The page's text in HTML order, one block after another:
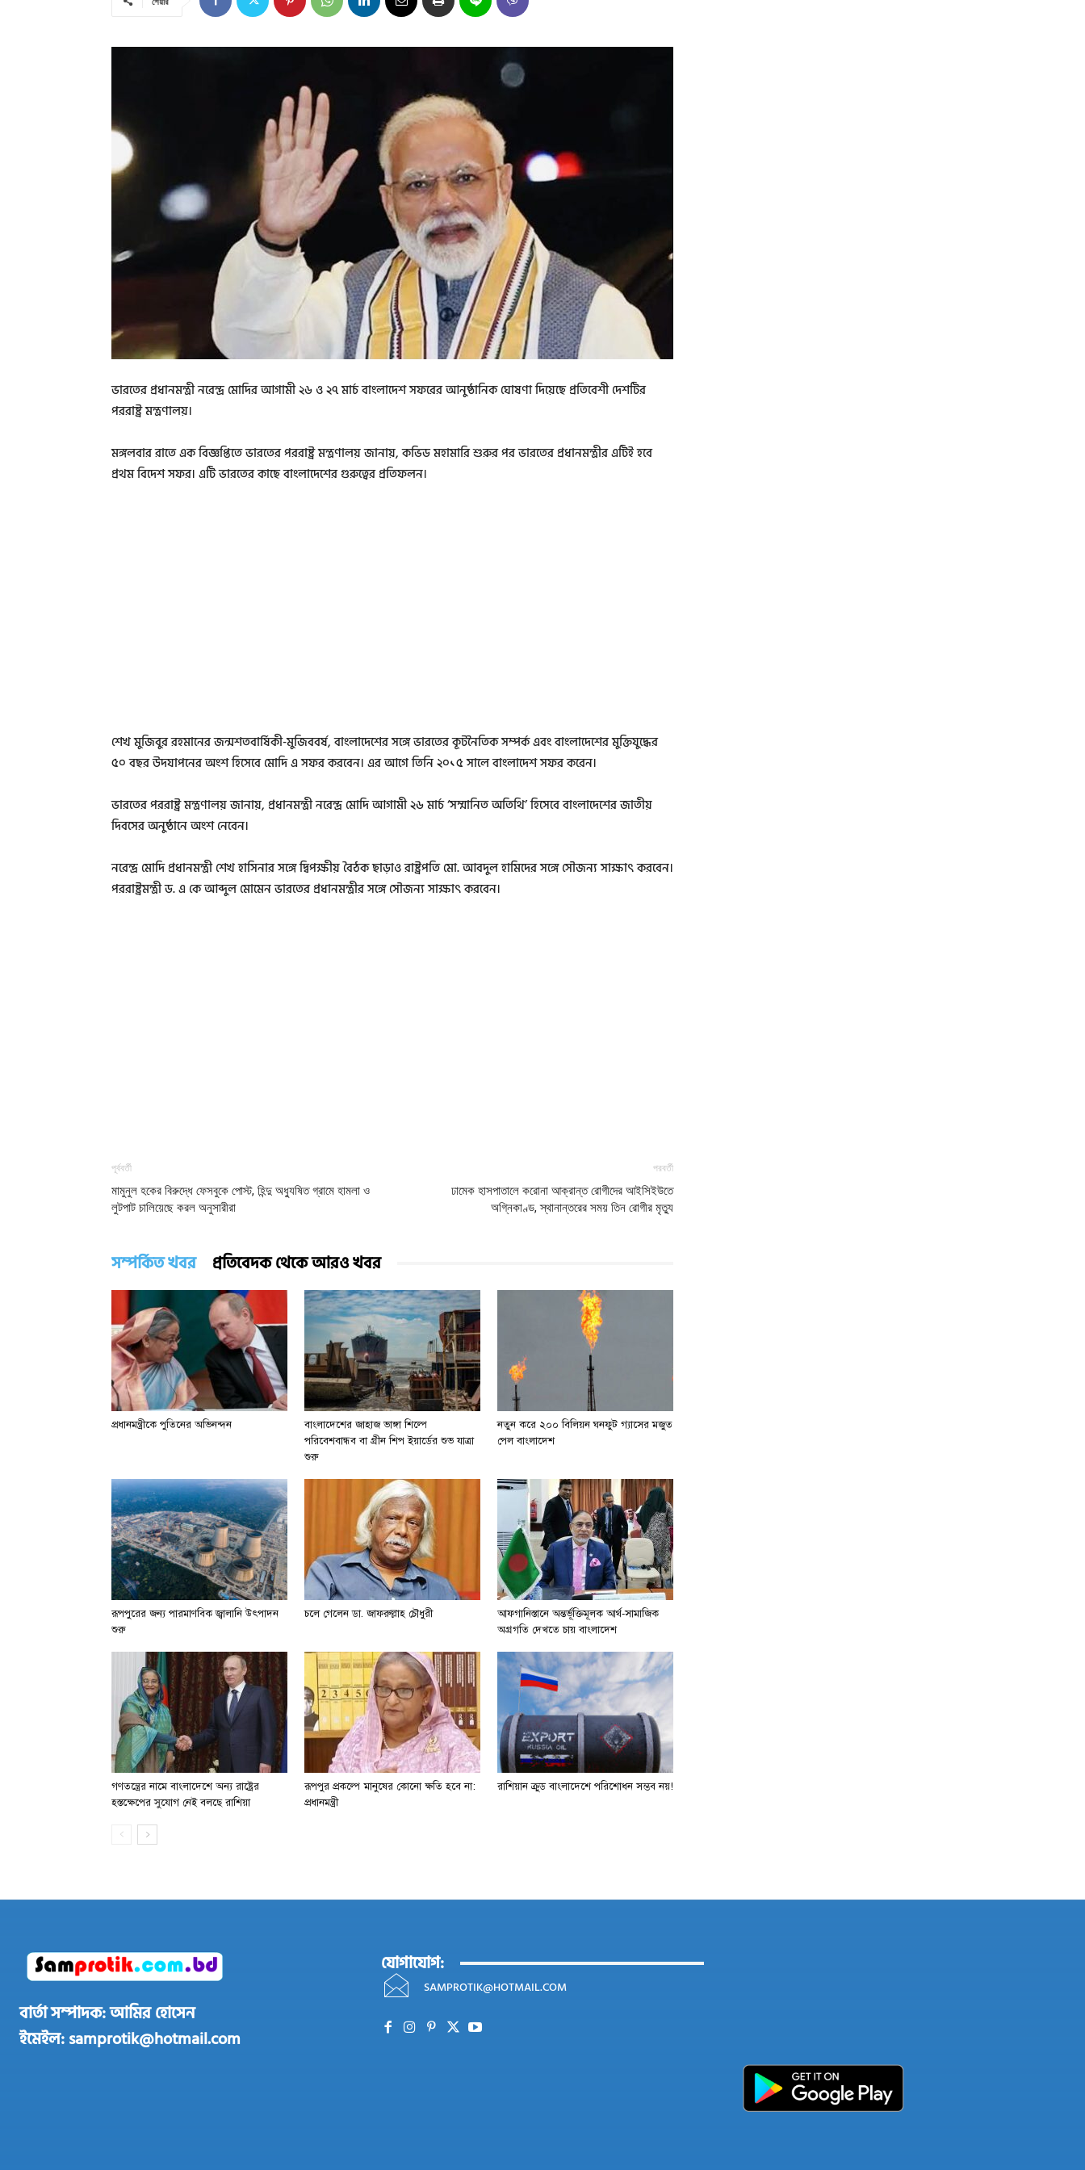
ভারতের প্রধানমন্ত্রী নরেন্দ্র মোদির আগামী ২৬ ও ২৭ মার্চ বাংলাদেশ সফরের আনুষ্ঠানিক ঘোষণা দিয়েছে প্রতিবেশী দেশটির
পররাষ্ট্র মন্ত্রণালয়।
মঙ্গলবার রাতে এক বিজ্ঞপ্তিতে ভারতের পররাষ্ট্র মন্ত্রণালয় জানায়, কভিড মহামারি শুরুর পর ভারতের প্রধানমন্ত্রীর এটিই হবে
প্রথম বিদেশ সফর। এটি ভারতের কাছে বাংলাদেশের গুরুত্বের প্রতিফলন।
শেখ মুজিবুর রহমানের জন্মশতবার্ষিকী-মুজিববর্ষ, বাংলাদেশের সঙ্গে ভারতের কূটনৈতিক সম্পর্ক এবং বাংলাদেশের মুক্তিযুদ্ধের
৫০ বছর উদযাপনের অংশ হিসেবে মোদি এ সফর করবেন। এর আগে তিনি ২০১৫ সালে বাংলাদেশ সফর করেন।
ভারতের পররাষ্ট্র মন্ত্রণালয় জানায়, প্রধানমন্ত্রী নরেন্দ্র মোদি আগামী ২৬ মার্চ ‘সম্মানিত অতিথি’ হিসেবে বাংলাদেশের জাতীয়
দিবসের অনুষ্ঠানে অংশ নেবেন।
নরেন্দ্র মোদি প্রধানমন্ত্রী শেখ হাসিনার সঙ্গে দ্বিপক্ষীয় বৈঠক ছাড়াও রাষ্ট্রপতি মো. আবদুল হামিদের সঙ্গে সৌজন্য সাক্ষাৎ করবেন।
পররাষ্ট্রমন্ত্রী ড. এ কে আব্দুল মোমেন ভারতের প্রধানমন্ত্রীর সঙ্গে সৌজন্য সাক্ষাৎ করবেন।
পূর্ববর্তী
মামুনুল হকের বিরুদ্ধে ফেসবুকে পোস্ট, হিন্দু অধ্যুষিত গ্রামে হামলা ও
লুটপাট চালিয়েছে করল অনুসারীরা
পরবর্তী
ঢামেক হাসপাতালে করোনা আক্রান্ত রোগীদের আইসিইউতে
অগ্নিকাণ্ড, স্থানান্তরের সময় তিন রোগীর মৃত্যু
সম্পর্কিত খবর প্রতিবেদক থেকে আরও খবর
প্রধানমন্ত্রীকে পুতিনের অভিনন্দন
বাংলাদেশের জাহাজ ভাঙ্গা শিল্পে
পরিবেশবান্ধব বা গ্রীন শিপ ইয়ার্ডের শুভ যাত্রা
শুরু
নতুন করে ২০০ বিলিয়ন ঘনফুট গ্যাসের মজুত
পেল বাংলাদেশ
রূপপুরের জন্য পারমাণবিক জ্বালানি উৎপাদন
শুরু
চলে গেলেন ডা. জাফরুল্লাহ চৌধুরী
আফগানিস্তানে অন্তর্ভূক্তিমূলক আর্থ-সামাজিক
অগ্রগতি দেখতে চায় বাংলাদেশ
গণতন্ত্রের নামে বাংলাদেশে অন্য রাষ্ট্রের
হস্তক্ষেপের সুযোগ নেই বলছে রাশিয়া
রূপপুর প্রকল্পে মানুষের কোনো ক্ষতি হবে না:
প্রধানমন্ত্রী
রাশিয়ান ক্রুড বাংলাদেশে পরিশোধন সম্ভব নয়!
বার্তা সম্পাদক: আমির হোসেন
ইমেইল: samprotik@hotmail.com
যোগাযোগ:
SAMPROTIK@HOTMAIL.COM